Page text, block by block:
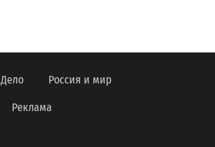
Дело Россия и мир
Реклама